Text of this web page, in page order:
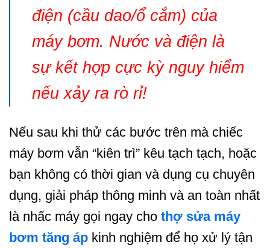
điện (cầu dao/ổ cắm) của
máy bơm. Nước và điện là
sự kết hợp cực kỳ nguy hiểm
nếu xảy ra rò rỉ!
Nếu sau khi thử các bước trên mà chiếc
máy bơm vẫn “kiên trì” kêu tạch tạch, hoặc
bạn không có thời gian và dụng cụ chuyên
dụng, giải pháp thông minh và an toàn nhất
là nhấc máy gọi ngay cho thợ sửa máy
bơm tăng áp kinh nghiệm để họ xử lý tận